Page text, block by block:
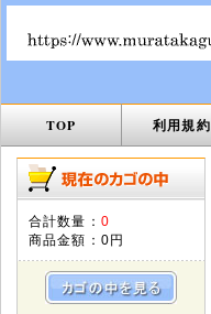
TOP 利用規約
合計数量： 0
商品金額： 0円